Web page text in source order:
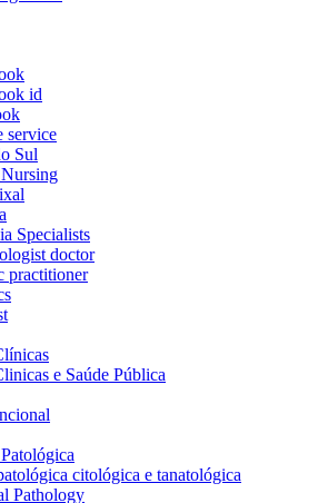
id
service
Sul
Specialists
doctor
practitioner
e Saúde Pública
citológica e tanatológica
Pathology